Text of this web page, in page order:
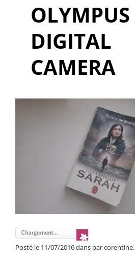
OLYMPUS
DIGITAL
CAMERA
Posté le 11/07/2016 dans par corentine.